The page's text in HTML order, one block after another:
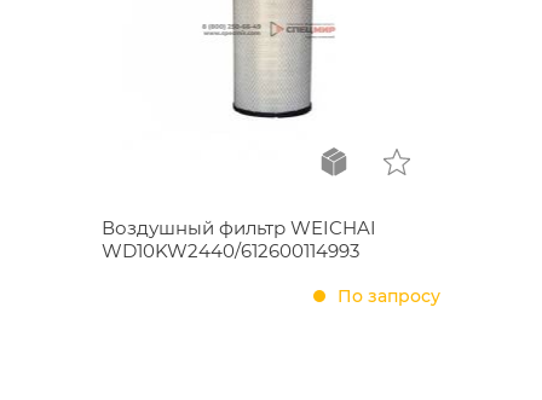
Воздушный фильтр WEICHAI
WD10KW2440/612600114993
По запросу